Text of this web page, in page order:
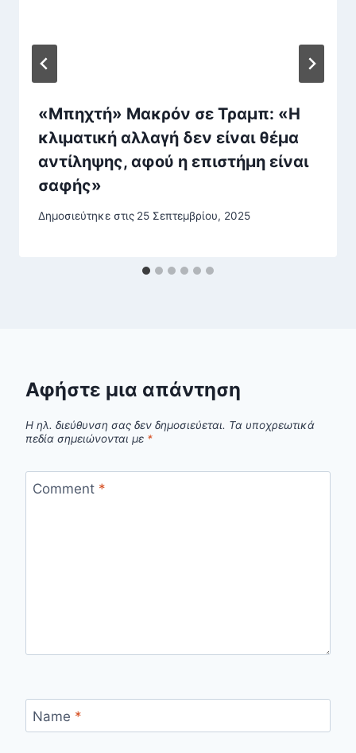
«Μπηχτή» Μακρόν σε Τραμπ: «Η
κλιματική αλλαγή δεν είναι θέμα
αντίληψης, αφού η επιστήμη είναι
σαφής»
Δημοσιεύτηκε στις 25 Σεπτεμβρίου, 2025
Αφήστε μια απάντηση
Η ηλ. διεύθυνση σας δεν δημοσιεύεται. Τα υποχρεωτικά
πεδία σημειώνονται με *
Comment *
Name *